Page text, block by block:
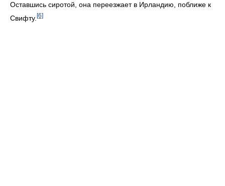
Оставшись сиротой, она переезжает в Ирландию, поближе к
Свифту. [6]